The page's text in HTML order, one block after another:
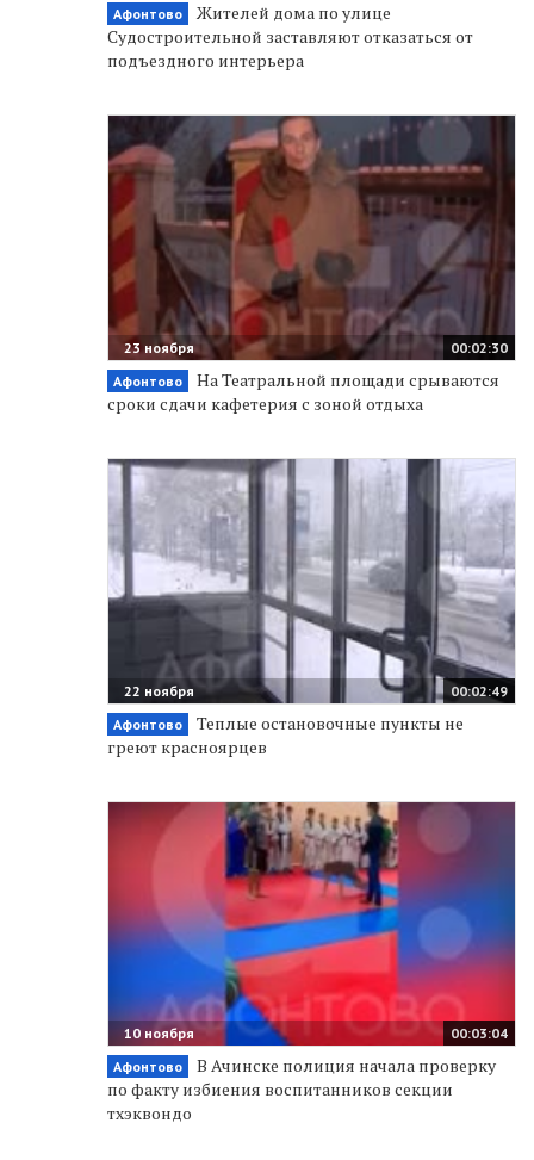
Афонтово
Жителей дома по улице
Судостроительной заставляют отказаться от
подъездного интерьера
00:02:30
23 ноября
Афонтово
На Театральной площади срываются
сроки сдачи кафетерия с зоной отдыха
00:02:49
22 ноября
Афонтово
Теплые остановочные пункты не
греют красноярцев
00:03:04
10 ноября
Афонтово
В Ачинске полиция начала проверку
по факту избиения воспитанников секции
тхэквондо